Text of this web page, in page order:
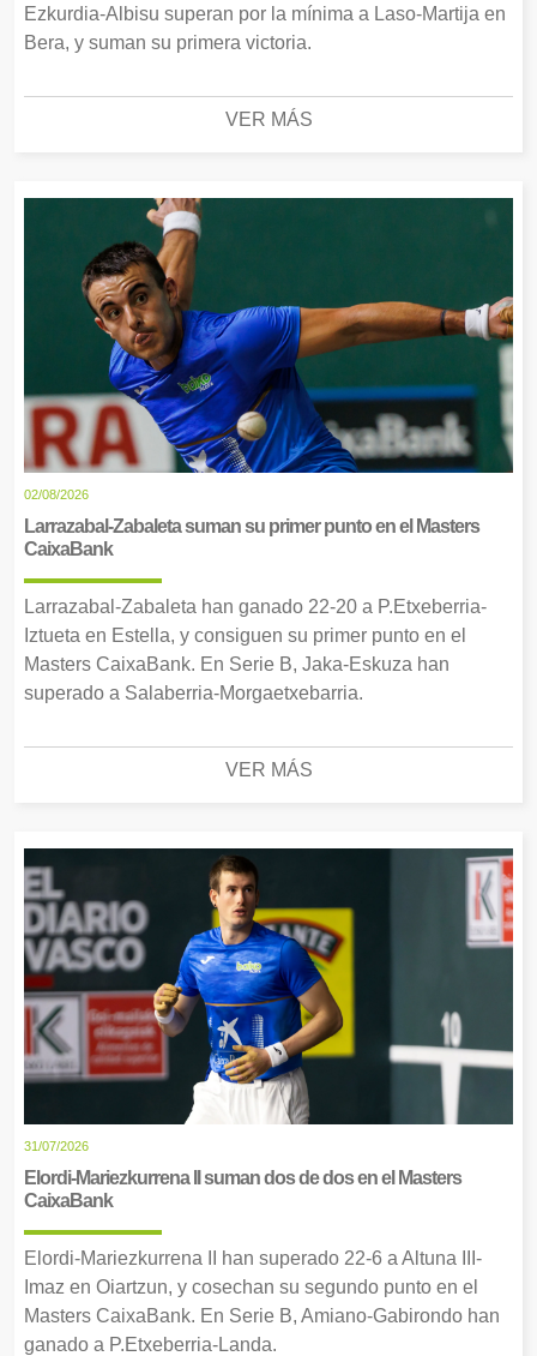
Ezkurdia-Albisu superan por la mínima a Laso-Martija en
Bera, y suman su primera victoria.
VER MÁS
02/08/2026
Larrazabal-Zabaleta suman su primer punto en el Masters
CaixaBank
Larrazabal-Zabaleta han ganado 22-20 a P.Etxeberria-
Iztueta en Estella, y consiguen su primer punto en el
Masters CaixaBank. En Serie B, Jaka-Eskuza han
superado a Salaberria-Morgaetxebarria.
VER MÁS
31/07/2026
Elordi-Mariezkurrena II suman dos de dos en el Masters
CaixaBank
Elordi-Mariezkurrena II han superado 22-6 a Altuna III-
Imaz en Oiartzun, y cosechan su segundo punto en el
Masters CaixaBank. En Serie B, Amiano-Gabirondo han
ganado a P.Etxeberria-Landa.